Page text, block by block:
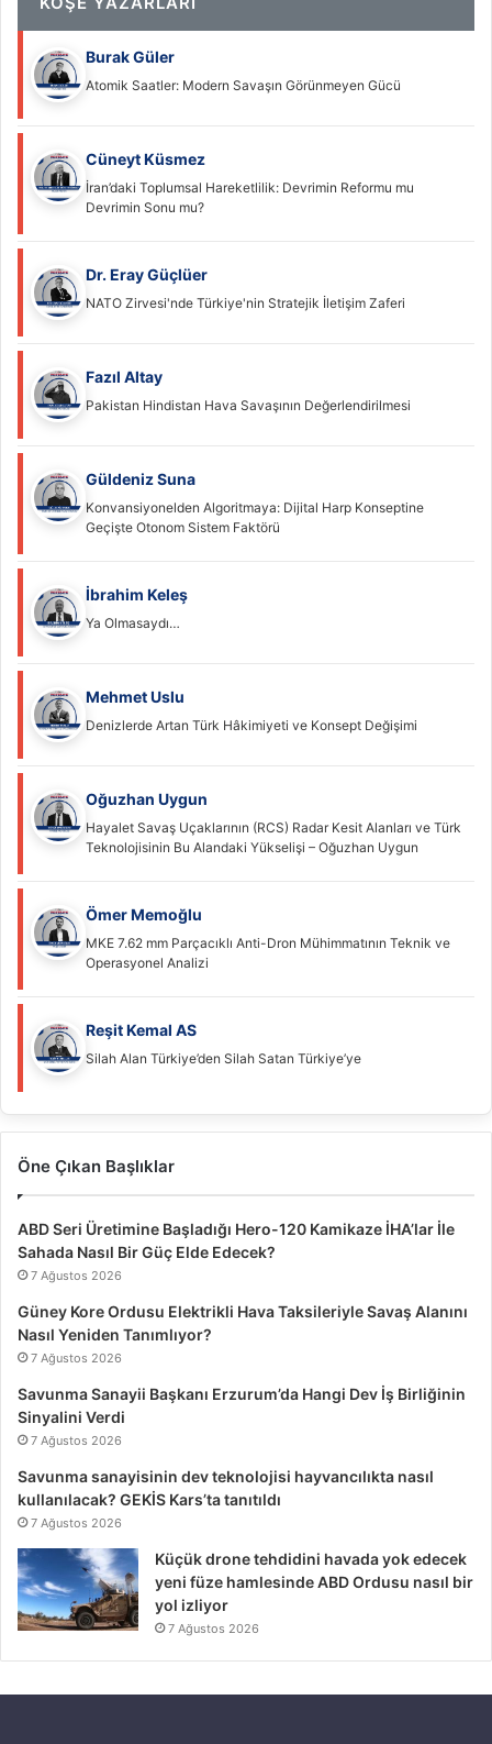
Burak Güler
Atomik Saatler: Modern Savaşın Görünmeyen Gücü
Cüneyt Küsmez
İran’daki Toplumsal Hareketlilik: Devrimin Reformu mu
Devrimin Sonu mu?
Dr. Eray Güçlüer
NATO Zirvesi'nde Türkiye'nin Stratejik İletişim Zaferi
Fazıl Altay
Pakistan Hindistan Hava Savaşının Değerlendirilmesi
Güldeniz Suna
Konvansiyonelden Algoritmaya: Dijital Harp Konseptine
Geçişte Otonom Sistem Faktörü
İbrahim Keleş
Ya Olmasaydı…
Mehmet Uslu
Denizlerde Artan Türk Hâkimiyeti ve Konsept Değişimi
Oğuzhan Uygun
Hayalet Savaş Uçaklarının (RCS) Radar Kesit Alanları ve Türk
Teknolojisinin Bu Alandaki Yükselişi – Oğuzhan Uygun
Ömer Memoğlu
MKE 7.62 mm Parçacıklı Anti-Dron Mühimmatının Teknik ve
Operasyonel Analizi
Reşit Kemal AS
Silah Alan Türkiye’den Silah Satan Türkiye’ye
Öne Çıkan Başlıklar
ABD Seri Üretimine Başladığı Hero-120 Kamikaze İHA’lar İle
Sahada Nasıl Bir Güç Elde Edecek?
7 Ağustos 2026
Güney Kore Ordusu Elektrikli Hava Taksileriyle Savaş Alanını
Nasıl Yeniden Tanımlıyor?
7 Ağustos 2026
Savunma Sanayii Başkanı Erzurum’da Hangi Dev İş Birliğinin
Sinyalini Verdi
7 Ağustos 2026
Savunma sanayisinin dev teknolojisi hayvancılıkta nasıl
kullanılacak? GEKİS Kars’ta tanıtıldı
7 Ağustos 2026
Küçük drone tehdidini havada yok edecek
yeni füze hamlesinde ABD Ordusu nasıl bir
yol izliyor
7 Ağustos 2026